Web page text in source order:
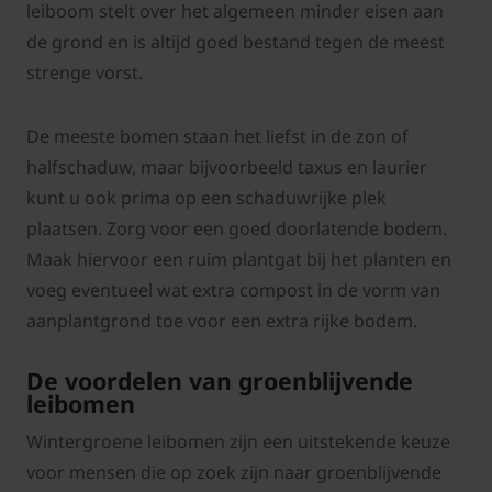
leiboom stelt over het algemeen minder eisen aan
de grond en is altijd goed bestand tegen de meest
strenge vorst.
De meeste bomen staan het liefst in de zon of
halfschaduw, maar bijvoorbeeld taxus en laurier
kunt u ook prima op een schaduwrijke plek
plaatsen. Zorg voor een goed doorlatende bodem.
Maak hiervoor een ruim plantgat bij het planten en
voeg eventueel wat extra compost in de vorm van
aanplantgrond toe voor een extra rijke bodem.
De voordelen van groenblijvende
leibomen
Wintergroene leibomen zijn een uitstekende keuze
voor mensen die op zoek zijn naar groenblijvende